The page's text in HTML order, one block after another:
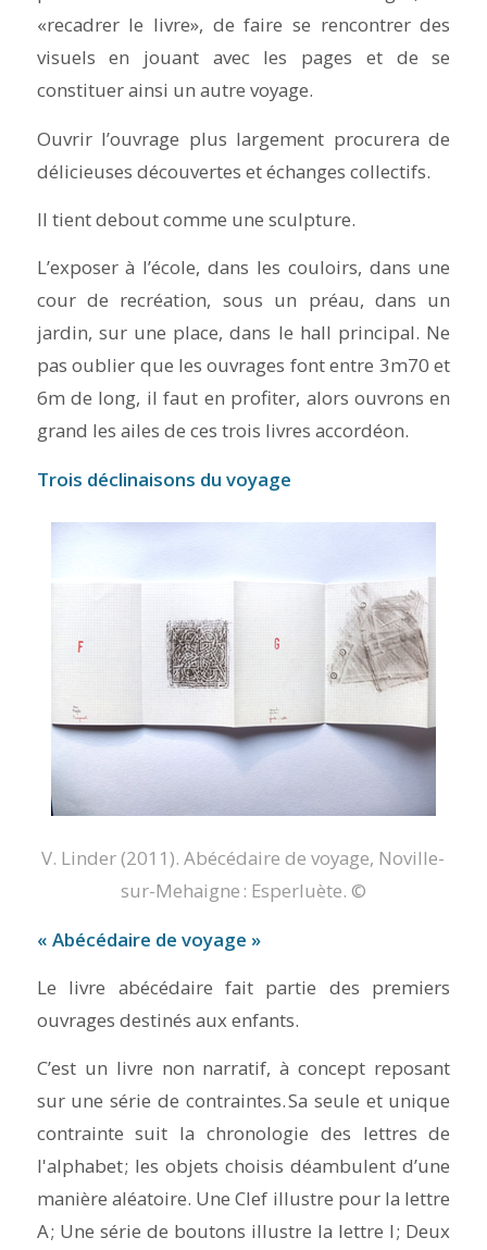
«recadrer le livre», de faire se rencontrer des
visuels en jouant avec les pages et de se
constituer ainsi un autre voyage.
Ouvrir l’ouvrage plus largement procurera de
délicieuses découvertes et échanges collectifs.
Il tient debout comme une sculpture.
L’exposer à l’école, dans les couloirs, dans une
cour de recréation, sous un préau, dans un
jardin, sur une place, dans le hall principal. Ne
pas oublier que les ouvrages font entre 3m70 et
6m de long, il faut en profiter, alors ouvrons en
grand les ailes de ces trois livres accordéon.
Trois déclinaisons du voyage
V. Linder (2011).Abécédaire de voyage, Noville-
sur-Mehaigne : Esperluète. ©
« Abécédaire de voyage »
Le livre abécédaire fait partie des premiers
ouvrages destinés aux enfants.
C’est un livre non narratif, à concept reposant
sur une série de contraintes. Sa seule et unique
contrainte suit la chronologie des lettres de
l'alphabet ; les objets choisis déambulent d’une
manière aléatoire. Une Clef illustre pour la lettre
A ; Une série de boutons illustre la lettre I ; Deux